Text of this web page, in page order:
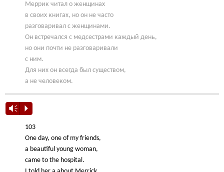
Меррик читал о женщинах
в своих книгах, но он не часто
разговаривал с женщинами.
Он встречался с медсестрами каждый день,
но они почти не разговаривали
с ним.
Для них он всегда был существом,
а не человеком.
Vm P
103
One day, one of my friends,
a beautiful young woman,
came to the hospital.